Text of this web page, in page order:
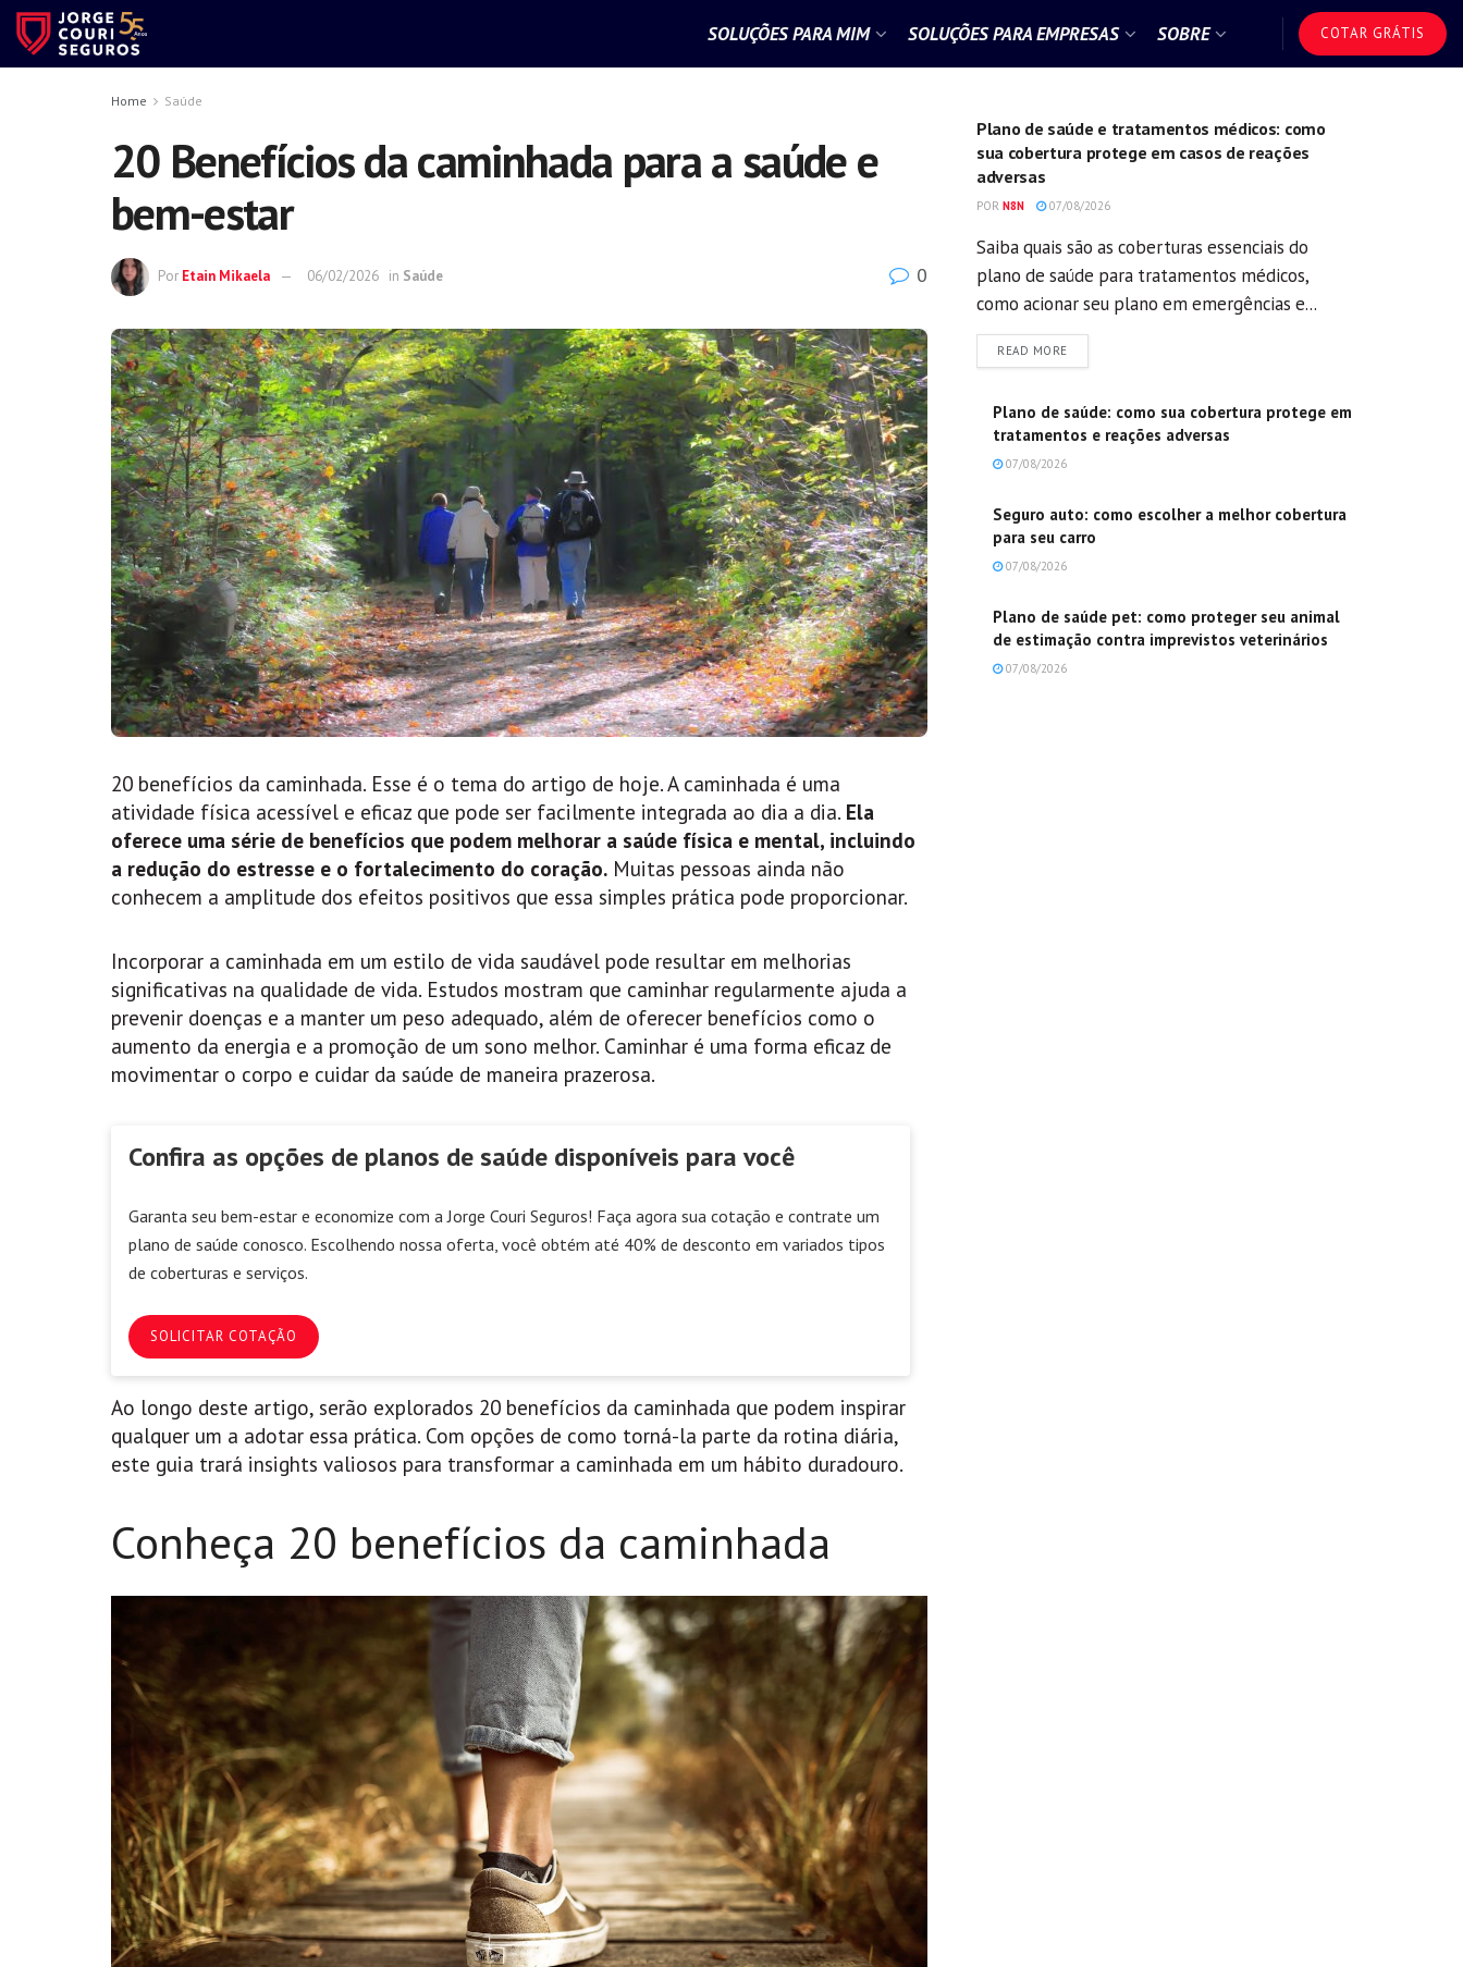
SOLUÇÕES PARA MIM SOLUÇÕES PARA EMPRESAS SOBRE COTAR GRÁTIS
Home Saúde
20 Benefícios da caminhada para a saúde e
bem-estar
Por Etain Mikaela 06/02/2026 in Saúde 0
20 benefícios da caminhada. Esse é o tema do artigo de hoje. A caminhada é uma
atividade física acessível e eficaz que pode ser facilmente integrada ao dia a dia. Ela
oferece uma série de benefícios que podem melhorar a saúde física e mental, incluindo
a redução do estresse e o fortalecimento do coração. Muitas pessoas ainda não
conhecem a amplitude dos efeitos positivos que essa simples prática pode proporcionar.
Incorporar a caminhada em um estilo de vida saudável pode resultar em melhorias
significativas na qualidade de vida. Estudos mostram que caminhar regularmente ajuda a
prevenir doenças e a manter um peso adequado, além de oferecer benefícios como o
aumento da energia e a promoção de um sono melhor. Caminhar é uma forma eficaz de
movimentar o corpo e cuidar da saúde de maneira prazerosa.
Confira as opções de planos de saúde disponíveis para você
Garanta seu bem-estar e economize com a Jorge Couri Seguros! Faça agora sua cotação e contrate um
plano de saúde conosco. Escolhendo nossa oferta, você obtém até 40% de desconto em variados tipos
de coberturas e serviços.
SOLICITAR COTAÇÃO
Ao longo deste artigo, serão explorados 20 benefícios da caminhada que podem inspirar
qualquer um a adotar essa prática. Com opções de como torná-la parte da rotina diária,
este guia trará insights valiosos para transformar a caminhada em um hábito duradouro.
Conheça 20 benefícios da caminhada
Plano de saúde e tratamentos médicos: como
sua cobertura protege em casos de reações
adversas
POR N8N 07/08/2026
Saiba quais são as coberturas essenciais do
plano de saúde para tratamentos médicos,
como acionar seu plano em emergências e...
READ MOREDETAILS
Plano de saúde: como sua cobertura protege em
tratamentos e reações adversas
07/08/2026
Seguro auto: como escolher a melhor cobertura
para seu carro
07/08/2026
Plano de saúde pet: como proteger seu animal
de estimação contra imprevistos veterinários
07/08/2026